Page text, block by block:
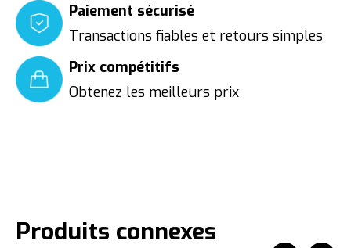
Paiement sécurisé
Transactions fiables et retours simples
Prix compétitifs
Obtenez les meilleurs prix
Produits connexes